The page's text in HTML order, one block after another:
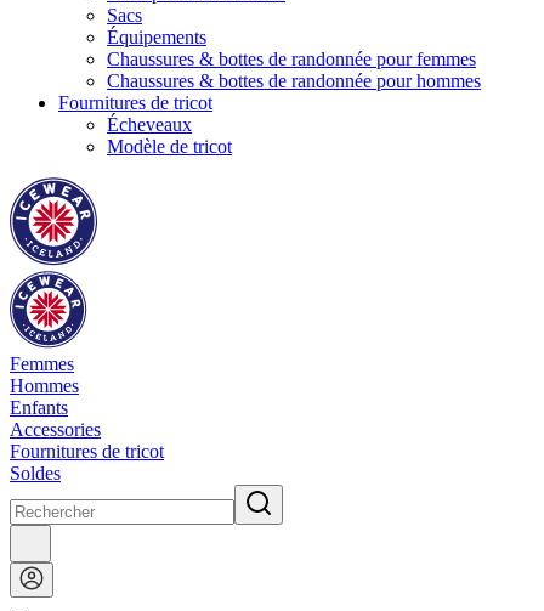
Sacs
Équipements
Chaussures & bottes de randonnée pour femmes
Chaussures & bottes de randonnée pour hommes
Fournitures de tricot
Écheveaux
Modèle de tricot
Femmes
Hommes
Enfants
Accessories
Fournitures de tricot
Soldes